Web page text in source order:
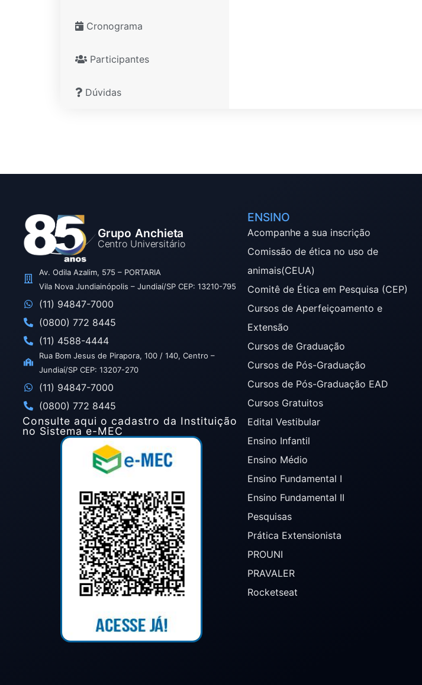
Cronograma
Participantes
Dúvidas
Grupo Anchieta
Centro Universitário
Av. Odila Azalim, 575 – PORTARIA
Vila Nova Jundiainópolis – Jundiaí/SP CEP: 13210-795
(11) 94847-7000
(0800) 772 8445
(11) 4588-4444
Rua Bom Jesus de Pirapora, 100 / 140, Centro –
Jundiaí/SP CEP: 13207-270
(11) 94847-7000
(0800) 772 8445
Consulte aqui o cadastro da Instituição
no Sistema e-MEC
ENSINO
Acompanhe a sua inscrição
Comissão de ética no uso de
animais(CEUA)
Comitê de Ética em Pesquisa (CEP)
Cursos de Aperfeiçoamento e
Extensão
Cursos de Graduação
Cursos de Pós-Graduação
Cursos de Pós-Graduação EAD
Cursos Gratuitos
Edital Vestibular
Ensino Infantil
Ensino Médio
Ensino Fundamental I
Ensino Fundamental II
Pesquisas
Prática Extensionista
PROUNI
PRAVALER
Rocketseat